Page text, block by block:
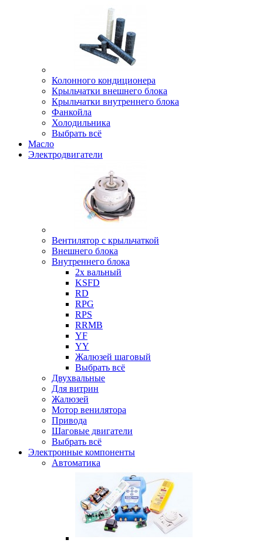
Колонного кондиционера
Крыльчатки внешнего блока
Крыльчатки внутреннего блока
Фанкойла
Холодильника
Выбрать всё
Масло
Электродвигатели
Вентилятор с крыльчаткой
Внешнего блока
Внутреннего блока
2х вальный
KSFD
RD
RPG
RPS
RRMB
YF
YY
Жалюзей шаговый
Выбрать всё
Двухвальные
Для витрин
Жалюзей
Мотор венилятора
Привода
Шаговые двигатели
Выбрать всё
Электронные компоненты
Автоматика